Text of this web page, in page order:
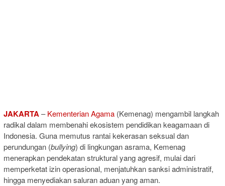
JAKARTA–Kementerian Agama (Kemenag) mengambil langkah
radikal dalam membenahi ekosistem pendidikan keagamaan di
Indonesia. Guna memutus rantai kekerasan seksual dan
perundungan (bullying) di lingkungan asrama, Kemenag
menerapkan pendekatan struktural yang agresif, mulai dari
memperketat izin operasional, menjatuhkan sanksi administratif,
hingga menyediakan saluran aduan yang aman.